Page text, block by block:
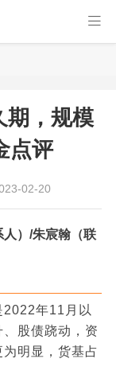
期，规模
点评
02-20
人）/朱宸翰（联
2022年11月以
股债跷动，资
明显，货基占